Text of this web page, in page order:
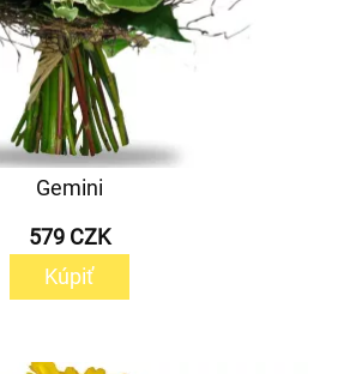
Gemini
579 CZK
Kúpiť